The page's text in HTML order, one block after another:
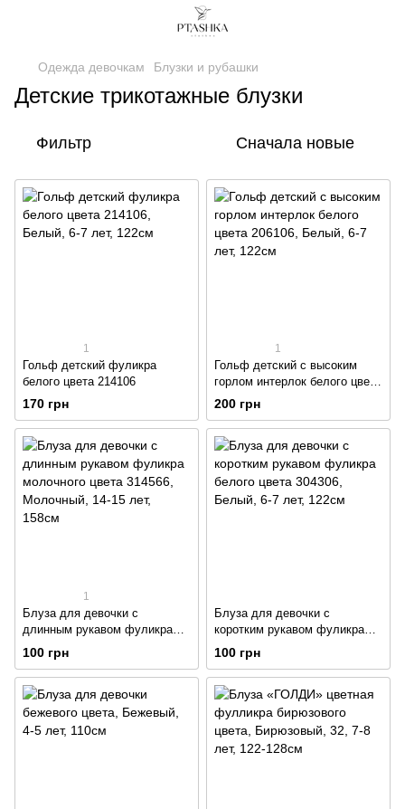
Одежда девочкам Блузки и рубашки
Детские трикотажные блузки
Фильтр Сначала новые
1
Гольф детский фуликра
белого цвета 214106
170 грн
1
Гольф детский с высоким
горлом интерлок белого цвета
206106
200 грн
1
Блуза для девочки с
длинным рукавом фуликра
молочного цвета 314566
100 грн
Блуза для девочки с
коротким рукавом фуликра
белого цвета 304306
100 грн